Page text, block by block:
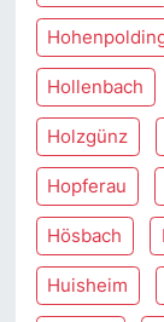
Hollenbach
Holzgünz
Hopferau
Hösbach
Huisheim